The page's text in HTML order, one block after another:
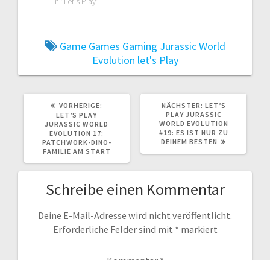
Game Games Gaming Jurassic World
Evolution let's Play
VORHERIGE:
LET’S PLAY
JURASSIC WORLD
EVOLUTION 17:
PATCHWORK-DINO-
FAMILIE AM START
NÄCHSTER: NÄCHSTER
BEITRAG:
LET’S
PLAY JURASSIC
WORLD EVOLUTION
#19: ES IST NUR ZU
DEINEM BESTEN
Schreibe einen Kommentar
Deine E-Mail-Adresse wird nicht veröffentlicht.
Erforderliche Felder sind mit * markiert